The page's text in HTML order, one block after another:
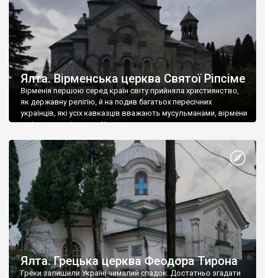
Ялта. Вірменська церква Святої Ріпсіме
Вірменія першою серед країн світу прийняла християнство,
як державну релігію, й на подив багатьох пересічних
українців, які усіх кавказців вважають мусульманами, вірмени
є відданими вірянами Христа
Ялта. Грецька церква Феодора Тирона
Греки залишили Україні чималий спадок. Достатньо згадати